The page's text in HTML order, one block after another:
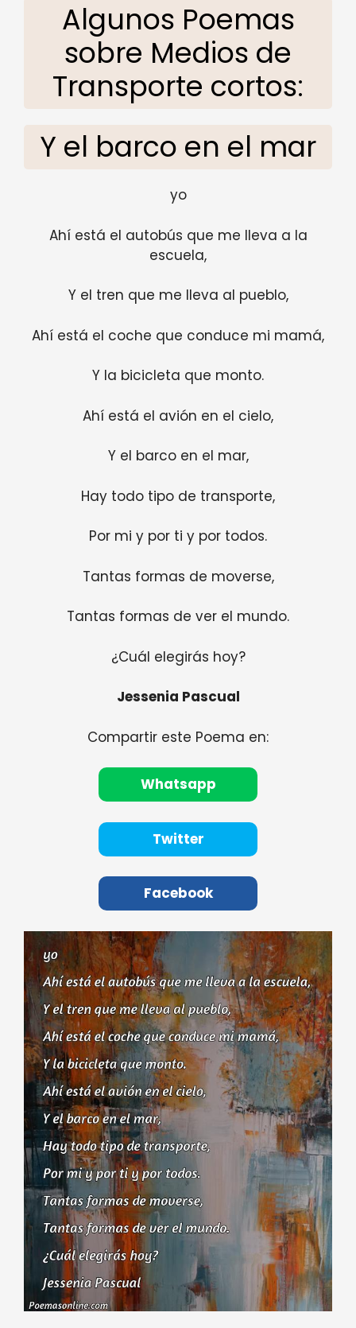
Algunos Poemas
sobre Medios de
Transporte cortos:
Y el barco en el mar
yo
Ahí está el autobús que me lleva a la
escuela,
Y el tren que me lleva al pueblo,
Ahí está el coche que conduce mi mamá,
Y la bicicleta que monto.
Ahí está el avión en el cielo,
Y el barco en el mar,
Hay todo tipo de transporte,
Por mi y por ti y por todos.
Tantas formas de moverse,
Tantas formas de ver el mundo.
¿Cuál elegirás hoy?
Jessenia Pascual
Compartir este Poema en:
Whatsapp
Twitter
Facebook